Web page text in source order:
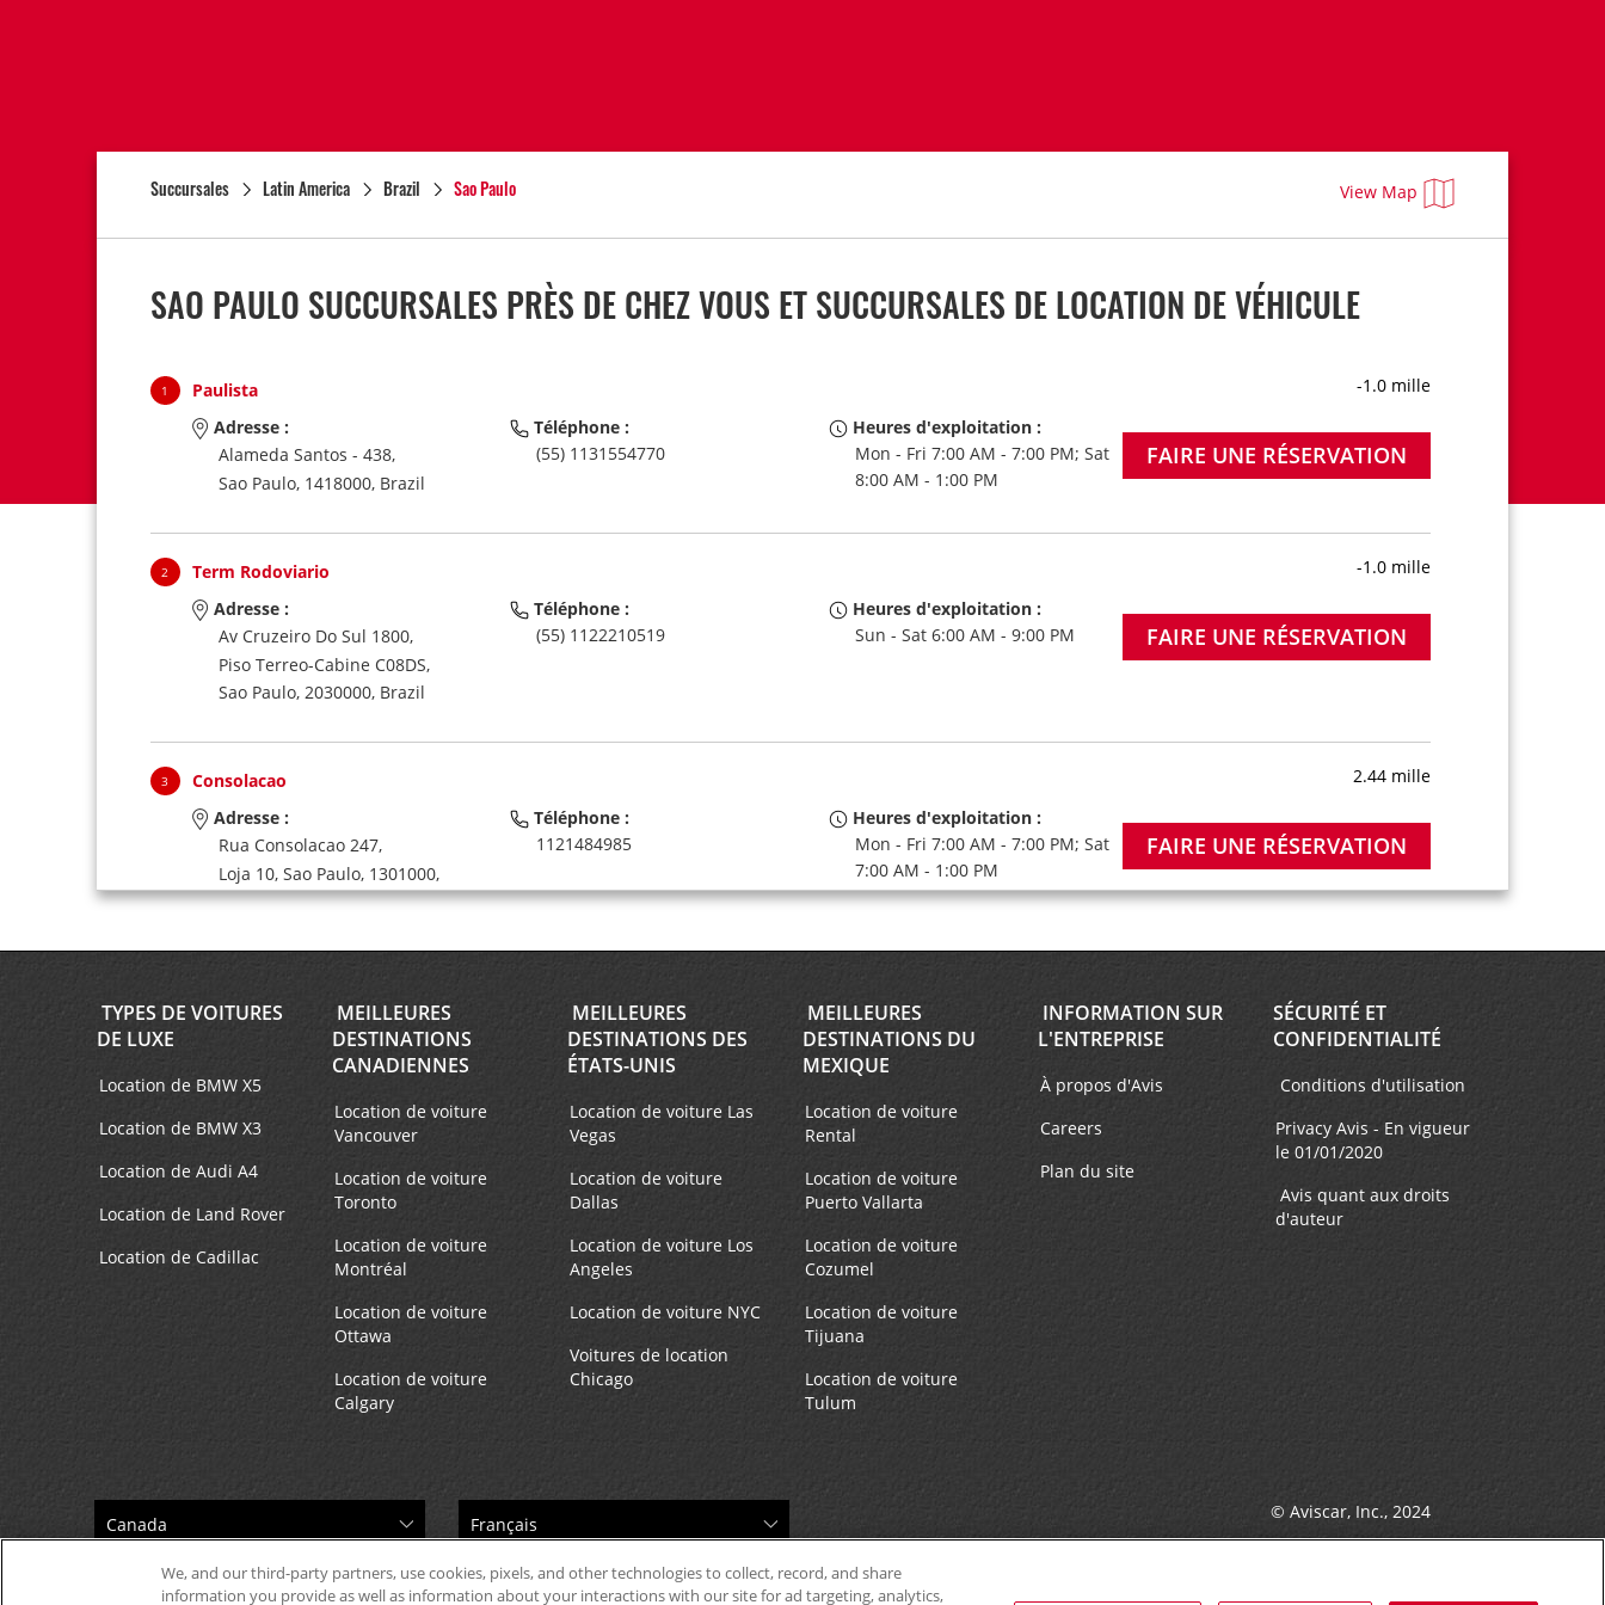
Succursales Latin America Brazil Sao Paulo View Map
SAO PAULO SUCCURSALES PRÈS DE CHEZ VOUS ET SUCCURSALES DE LOCATION DE VÉHICULE
1 Paulista
-1.0 mille
Adresse :
Alameda Santos - 438,
Sao Paulo, 1418000, Brazil
Téléphone :
(55) 1131554770
Heures d'exploitation :
Mon - Fri 7:00 AM - 7:00 PM; Sat
8:00 AM - 1:00 PM
FAIRE UNE RÉSERVATION
2 Term Rodoviario
-1.0 mille
Adresse :
Av Cruzeiro Do Sul 1800,
Piso Terreo-Cabine C08DS,
Sao Paulo, 2030000, Brazil
Téléphone :
(55) 1122210519
Heures d'exploitation :
Sun - Sat 6:00 AM - 9:00 PM
FAIRE UNE RÉSERVATION
3 Consolacao
2.44 mille
Adresse :
Rua Consolacao 247,
Loja 10, Sao Paulo, 1301000,
Brazil
Téléphone :
1121484985
Heures d'exploitation :
Mon - Fri 7:00 AM - 7:00 PM; Sat
7:00 AM - 1:00 PM
FAIRE UNE RÉSERVATION
Adresse :
Av Thomas Edison 103,
Sao Paulo,
Téléphone :
(55) 1131644563
Heures d'exploitation :
Sun - Sat 6:00 AM - 9:00 PM
FAIRE UNE RÉSERVATION
5 Shopping Blvd Tat
7.5 mille
Adresse :
Rua Goncalves Crespo 78,
Anexo Luc 122, Sao Paulo,
Téléphone :
1154611030
Heures d'exploitation :
Sun - Sat 8:00 AM - 8:00 PM
Shopping Butanta
Heures d'exploitation :
Congonhas Airport
Adresse :
Téléphone : Heures d'exploitation :
TYPES DE VOITURES
DE LUXE
Location de BMW X5
Location de BMW X3
Location de Audi A4
Location de Land Rover
Location de Cadillac
MEILLEURES
DESTINATIONS
CANADIENNES
Location de voiture
Vancouver
Location de voiture
Toronto
Location de voiture
Montréal
Location de voiture
Ottawa
Location de voiture
Calgary
MEILLEURES
DESTINATIONS DES
ÉTATS-UNIS
Location de voiture Las
Vegas
Location de voiture
Dallas
Location de voiture Los
Angeles
Location de voiture NYC
Voitures de location
Chicago
MEILLEURES
DESTINATIONS DU
MEXIQUE
Location de voiture
Rental
Location de voiture
Puerto Vallarta
Location de voiture
Cozumel
Location de voiture
Tijuana
Location de voiture
Tulum
INFORMATION SUR
L'ENTREPRISE
À propos d'Avis
Careers
Plan du site
SÉCURITÉ ET
CONFIDENTIALITÉ
Conditions d'utilisation
Privacy Avis - En vigueur
le 01/01/2020
Avis quant aux droits
d'auteur
© Aviscar, Inc., 2024
We, and our third-party partners, use cookies, pixels, and other technologies to collect, record, and share
information you provide as well as information about your interactions with our site for ad targeting, analytics,